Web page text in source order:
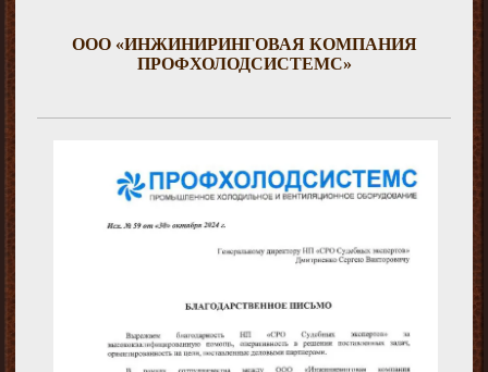
ООО «ИНЖИНИРИНГОВАЯ КОМПАНИЯ
ПРОФХОЛОДСИСТЕМС»